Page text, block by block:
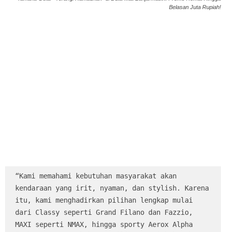
Belasan Juta Rupiah!
“Kami memahami kebutuhan masyarakat akan
kendaraan yang irit, nyaman, dan stylish. Karena
itu, kami menghadirkan pilihan lengkap mulai
dari Classy seperti Grand Filano dan Fazzio,
MAXI seperti NMAX, hingga sporty Aerox Alpha